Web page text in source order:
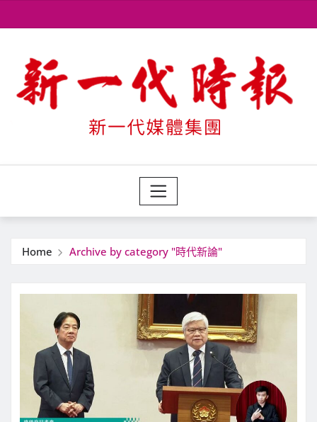
to
Home Archive by category "時代新論"